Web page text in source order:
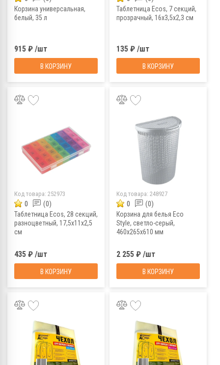
Корзина универсальная,
белый, 35 л
915 ₽ /шт
В КОРЗИНУ
Таблетница Ecos, 7 секций,
прозрачный, 16х3,5х2,3 см
135 ₽ /шт
В КОРЗИНУ
Код товара: 252973
0 (0)
Таблетница Ecos, 28 секций,
разноцветный, 17,5х11х2,5
см
435 ₽ /шт
В КОРЗИНУ
Код товара: 248927
0 (0)
Корзина для белья Eco
Style, светло-серый,
460х265х610 мм
2 255 ₽ /шт
В КОРЗИНУ